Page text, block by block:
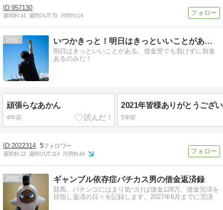
957130
週間IN:14 週間OUT:70 月間IN:14
23 いつかきっと！明日はきっといいことがあるはず！
明日はきっといいことがある。借金苦でも負けずに前進
あるのみだ！
頑張らなあかん
4年前 5年前
2022314 5
週間IN:12 週間OUT:114 月間IN:84
24 ギャンブル依存症パチカス男の借金返済録
競馬、パチンコにはまり気づけば借金128万。借金完済を
目指し返済の日々を記録します。2027年6月までに完済